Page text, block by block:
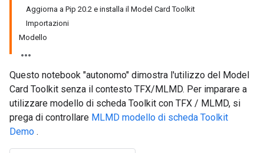
Aggiorna a Pip 20.2 e installa il Model Card Toolkit
Importazioni
Modello
Questo notebook "autonomo" dimostra l'utilizzo del Model
Card Toolkit senza il contesto TFX/MLMD. Per imparare a
utilizzare modello di scheda Toolkit con TFX / MLMD, si
prega di controllare MLMD modello di scheda Toolkit
Demo .